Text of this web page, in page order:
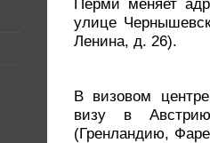
Перми меняет
улице
Ленина, д. 26).
В визовом
визу в
(Гренландию,